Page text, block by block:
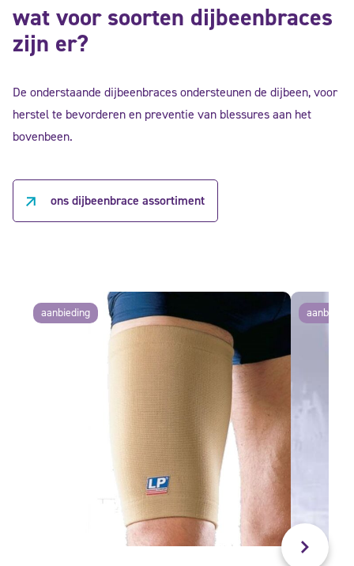
wat voor soorten dijbeenbraces
zijn er?
De onderstaande dijbeenbraces ondersteunen de dijbeen, voor
herstel te bevorderen en preventie van blessures aan het
bovenbeen.
ons dijbeenbrace assortiment
aanbieding